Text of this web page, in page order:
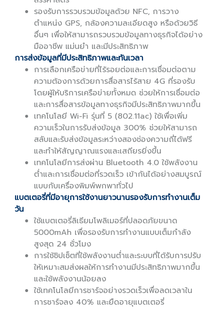
รองรับการรวบรวมข้อมูลด้วย NFC, การวาง
ตำแหน่ง GPS, กล้องความละเอียดสูง หรือด้วยวิธี
อื่นๆ เพื่อให้สามารถรวบรวมข้อมูลทางธุรกิจได้อย่าง
มืออาชีพ แม่นยำ และมีประสิทธิภาพ
การส่งข้อมูลที่มีประสิทธิภาพและทันเวลา
การเลือกเครือข่ายที่ไร้รอยต่อและการเชื่อมต่อตาม
ความต้องการด้วยการสื่อสารไร้สาย 4G ที่รองรับ
โดยผู้ให้บริการเครือข่ายทั้งหมด ช่วยให้การเชื่อมต่อ
และการสื่อสารข้อมูลทางธุรกิจมีประสิทธิภาพมากขึ้น
เทคโนโลยี Wi-Fi รุ่นที่ 5 (802.11ac) ใช้เพื่อเพิ่ม
ความเร็วในการรับส่งข้อมูล 300% ช่วยให้สามารถ
สลับและรับส่งข้อมูลระหว่างสองช่องความถี่ได้ฟรี
และทำให้สัญญาณแรงและเสถียรยิ่งขึ้น
เทคโนโลยีการส่งผ่าน Bluetooth 4.0 ใช้พลังงาน
ต่ำและการเชื่อมต่อที่รวดเร็ว เข้ากันได้อย่างสมบูรณ์
แบบกับเครื่องพิมพ์พกพาทั่วไป
แบตเตอรี่ที่มีอายุการใช้งานยาวนานรองรับการทำงานเต็ม
วัน
ใช้แบตเตอรี่ลิเธียมโพลิเมอร์ที่ปลอดภัยขนาด
5000mAh เพื่อรองรับการทำงานแบบเต็มกำลัง
สูงสุด 24 ชั่วโมง
การใช้ชิปเซ็ตที่ใช้พลังงานต่ำและระบบที่ได้รับการปรับ
ให้เหมาะสมส่งผลให้การทำงานมีประสิทธิภาพมากขึ้น
และใช้พลังงานน้อยลง
ใช้เทคโนโลยีการชาร์จอย่างรวดเร็วเพื่อลดเวลาใน
การชาร์จลง 40% และยืดอายุแบตเตอรี่